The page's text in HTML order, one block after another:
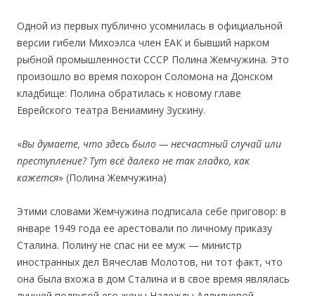
Одной из первых публично усомнилась в официальной
версии гибели Михоэлса член ЕАК и бывший нарком
рыбной промышленности СССР Полина Жемчужина. Это
произошло во время похорон Соломона на Донском
кладбище: Полина обратилась к новому главе
Еврейского театра Вениамину Зускину.
«Вы думаете, что здесь было — несчастный случай или
преступление? Тут всё далеко не так гладко, как
кажется» (Полина Жемчужина)
Этими словами Жемчужина подписала себе приговор: в
январе 1949 года ее арестовали по личному приказу
Сталина. Полину не спас ни ее муж — министр
иностранных дел Вячеслав Молотов, ни тот факт, что
она была вхожа в дом Сталина и в свое время являлась